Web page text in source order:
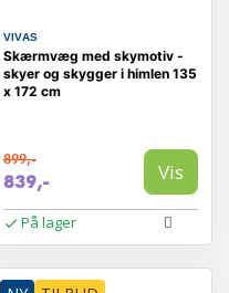
VIVAS
Skærmvæg med skymotiv -
skyer og skygger i himlen 135
x 172 cm
899,-
839,- Vis
På lager